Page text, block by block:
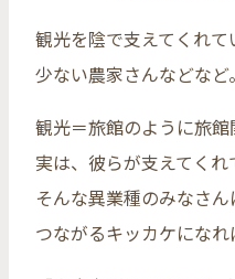
観光を陰で支えてくれ
少ない農家さんなどなど。
観光＝旅館のように旅館
実は、彼らが支えてくれ
そんな異業種のみなさ
つながるキッカケになれ